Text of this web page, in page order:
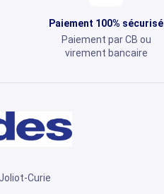
Paiement 100% sécurisé
Paiement par CB ou
virement bancaire
Curie